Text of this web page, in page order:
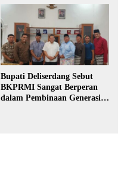
Bupati Deliserdang Sebut
BKPRMI Sangat Berperan
dalam Pembinaan Generasi